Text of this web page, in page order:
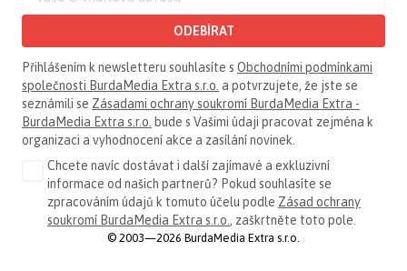
ODEBÍRAT
Přihlášením k newsletteru souhlasíte s Obchodními podmínkami
společnosti BurdaMedia Extra s.r.o. a potvrzujete, že jste se
seznámili se Zásadami ochrany soukromí BurdaMedia Extra -
BurdaMedia Extra s.r.o. bude s Vašimi údaji pracovat zejména k
organizaci a vyhodnocení akce a zasílání novinek.
Chcete navíc dostávat i další zajímavé a exkluzivní
informace od našich partnerů? Pokud souhlasíte se
zpracováním údajů k tomuto účelu podle Zásad ochrany
soukromí BurdaMedia Extra s.r.o. , zaškrtněte toto pole.
© 2003—2026 BurdaMedia Extra s.r.o.